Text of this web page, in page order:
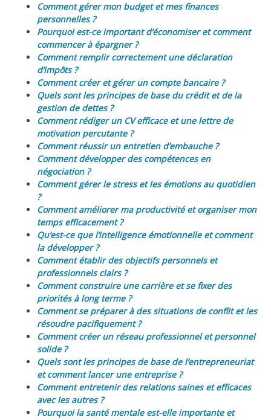
Comment gérer mon budget et mes finances
personnelles ?
Pourquoi est-ce important d’économiser et comment
commencer à épargner ?
Comment remplir correctement une déclaration
d’impôts ?
Comment créer et gérer un compte bancaire ?
Quels sont les principes de base du crédit et de la
gestion de dettes ?
Comment rédiger un CV efficace et une lettre de
motivation percutante ?
Comment réussir un entretien d’embauche ?
Comment développer des compétences en
négociation ?
Comment gérer le stress et les émotions au quotidien
?
Comment améliorer ma productivité et organiser mon
temps efficacement ?
Qu’est-ce que l’intelligence émotionnelle et comment
la développer ?
Comment établir des objectifs personnels et
professionnels clairs ?
Comment construire une carrière et se fixer des
priorités à long terme ?
Comment se préparer à des situations de conflit et les
résoudre pacifiquement ?
Comment créer un réseau professionnel et personnel
solide ?
Quels sont les principes de base de l’entrepreneuriat
et comment lancer une entreprise ?
Comment entretenir des relations saines et efficaces
avec les autres ?
Pourquoi la santé mentale est-elle importante et